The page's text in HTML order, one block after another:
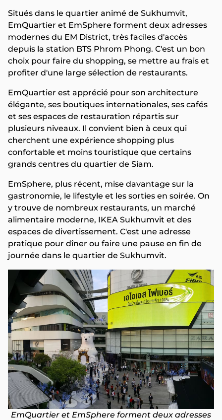
Situés dans le quartier animé de Sukhumvit,
EmQuartier et EmSphere forment deux adresses
modernes du EM District, très faciles d'accès
depuis la station BTS Phrom Phong. C'est un bon
choix pour faire du shopping, se mettre au frais et
profiter d'une large sélection de restaurants.
EmQuartier est apprécié pour son architecture
élégante, ses boutiques internationales, ses cafés
et ses espaces de restauration répartis sur
plusieurs niveaux. Il convient bien à ceux qui
cherchent une expérience shopping plus
confortable et moins touristique que certains
grands centres du quartier de Siam.
EmSphere, plus récent, mise davantage sur la
gastronomie, le lifestyle et les sorties en soirée. On
y trouve de nombreux restaurants, un marché
alimentaire moderne, IKEA Sukhumvit et des
espaces de divertissement. C'est une adresse
pratique pour dîner ou faire une pause en fin de
journée dans le quartier de Sukhumvit.
EmQuartier et EmSphere forment deux adresses